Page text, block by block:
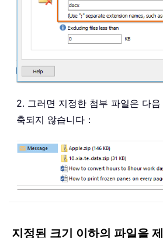
2. 그러면 지정한 첨부 파일은 다
축되지 않습니다：
지정된 크기 이하의 파일을